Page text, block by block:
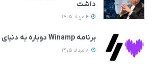
داشت
برنامه Winamp دوباره به دنیای موسیقی برمی‌گردد